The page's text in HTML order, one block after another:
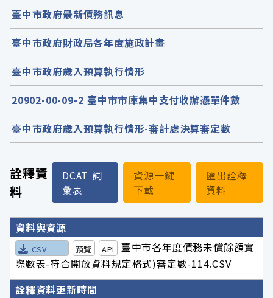
詮釋資
料
DCAT 詞
彙表
資源一鍵
下載
匯出詮釋
資料
詮釋資料詳細內容
資料與資源
CSV 預覽 API
臺中市各年度債務未償餘額實
際數表-符合開放資料規定格式)審定數-114.CSV
詮釋資料更新時間
臺中市政府最新債務訊息
臺中市政府財政局各年度施政計畫
臺中市政府歲入預算執行情形
20902-00-09-2 臺中市市庫集中支付收辦憑單件數
臺中市政府歲入預算執行情形-審計處決算審定數